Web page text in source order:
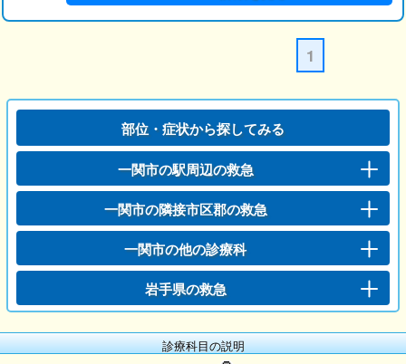
1
部位・症状から探してみる
一関市の駅周辺の救急
一関市の隣接市区郡の救急
一関市の他の診療科
岩手県の救急
診療科目の説明